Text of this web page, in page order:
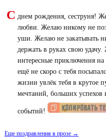
С днем рождения, сеструня!
любви. Желаю никому не
уши. Желаю не закатывать
держать в руках свою
интересные приключения
ещё не скоро с тебя
жизни увлёк тебя в крутое
мечтаний, больших успехов
событий!
Еще поздравления в прозе →